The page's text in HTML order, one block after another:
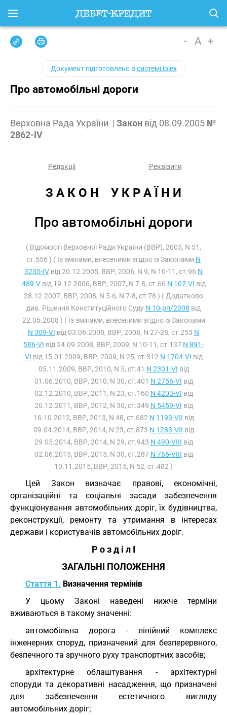
- A +
Документ підготовлено всистемі iplex
Про автомобільні дороги
Верховна Рада України | Закон від 08.09.2005 №
2862-IV
Редакції Реквізити
З А К О Н    У К Р А Ї Н И
Про автомобільні дороги
( Відомості Верховної Ради України (ВВР), 2005, N 51,
ст.556 ) ( Із змінами, внесеними згідно із Законами N
3235-IV від 20.12.2005, ВВР, 2006, N 9, N 10-11, ст.96 N
489-Vвід 19.12.2006, ВВР, 2007, N 7-8, ст.66 N 107-VI від
28.12.2007, ВВР, 2008, N 5-6, N 7-8, ст.78 ) ( Додатково
див. Рішення Конституційного Суду N 10-рп/2008 від
22.05.2008 ) ( Із змінами, внесеними згідно із Законами
N 309-VI від 03.06.2008, ВВР, 2008, N 27-28, ст.253 N
586-VI від 24.09.2008, ВВР, 2009, N 10-11, ст.137 N 891-
VI від 15.01.2009, ВВР, 2009, N 25, ст.312 N 1704-VI від
05.11.2009, ВВР, 2010, N 5, ст.41 N 2301-VI від
01.06.2010, ВВР, 2010, N 30, ст.401 N 2756-VI від
02.12.2010, ВВР, 2011, N 23, ст.160 N 4203-VI від
20.12.2011, ВВР, 2012, N 30, ст.349 N 5459-VI від
16.10.2012, ВВР, 2013, N 48, ст.682 N 1193-VII від
09.04.2014, ВВР, 2014, N 23, ст.873 N 1283-VII від
29.05.2014, ВВР, 2014, N 29, ст.943 N 490-VIII від
02.06.2015, ВВР, 2015, N 30, ст.287 N 766-VIII від
10.11.2015, ВВР, 2015, N 52, ст.482 )
Цей Закон визначає правові, економічні,
організаційні та соціальні засади забезпечення
функціонування автомобільних доріг, їх будівництва,
реконструкції, ремонту та утримання в інтересах
держави і користувачів автомобільних доріг.
Р о з д і л I
ЗАГАЛЬНІ ПОЛОЖЕННЯ
Стаття 1. Визначення термінів
У цьому Законі наведені нижче терміни
вживаються в такому значенні:
автомобільна дорога - лінійний комплекс
інженерних споруд, призначений для безперервного,
безпечного та зручного руху транспортних засобів;
архітектурне облаштування - архітектурні
споруди та декоративні насадження, що призначені
для забезпечення естетичного вигляду
автомобільних доріг;